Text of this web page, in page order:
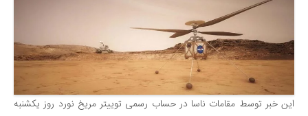
فناوری‌ها
نجوم و هوا فضا
زمین و محیط زیست
خودرو
این خبر توسط مقامات ناسا در حساب رسمی توییتر مریخ نورد روز یکشنبه